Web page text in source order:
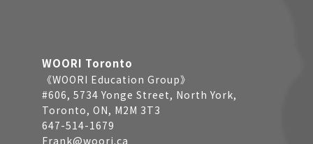
WOORI Toronto
《WOORI Education Group》
#606, 5734 Yonge Street, North York,
Toronto, ON, M2M 3T3
647-514-1679
Frank@woori.ca